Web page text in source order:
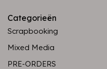
Categorieën
Scrapbooking
Mixed Media
PRE-ORDERS